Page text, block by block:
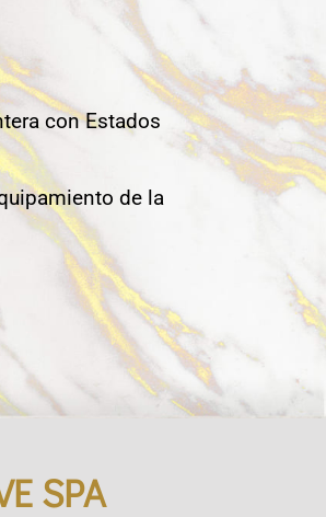
con Estados
de la
SPA